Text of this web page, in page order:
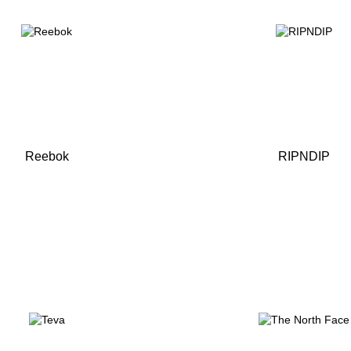
Reebok RIPNDIP